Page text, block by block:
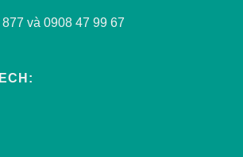
và 0908 47 99 67